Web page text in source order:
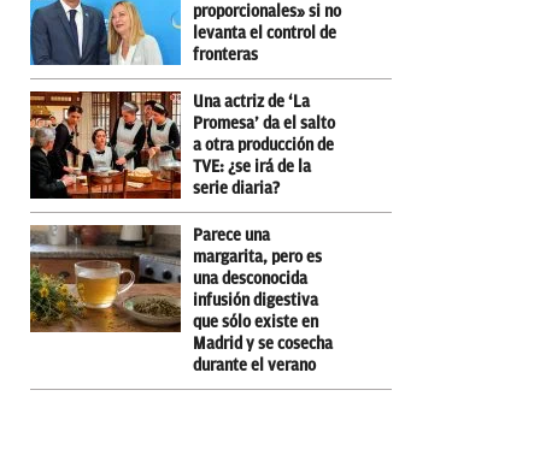
proporcionales» si no
levanta el control de
fronteras
Una actriz de ‘La
Promesa’ da el salto
a otra producción de
TVE: ¿se irá de la
serie diaria?
Parece una
margarita, pero es
una desconocida
infusión digestiva
que sólo existe en
Madrid y se cosecha
durante el verano